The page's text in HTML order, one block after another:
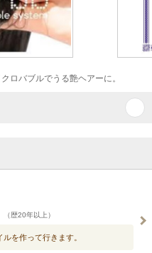
ロバブルでうる艶ヘアーに。
（歴20年以上）
を作って行きます。